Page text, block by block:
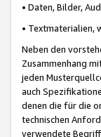
• Daten, Bilder,
• Textmaterialien,
Neben den
Zusammenhang
jeden
auch
denen die für die
technischen
verwendete